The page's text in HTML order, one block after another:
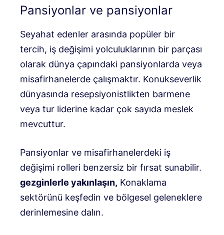
Pansiyonlar ve pansiyonlar
Seyahat edenler arasında popüler bir
tercih, iş değişimi yolculuklarının bir parçası
olarak dünya çapındaki pansiyonlarda veya
misafirhanelerde çalışmaktır. Konukseverlik
dünyasında resepsiyonistlikten barmene
veya tur liderine kadar çok sayıda meslek
mevcuttur.
Pansiyonlar ve misafirhanelerdeki iş
değişimi rolleri benzersiz bir fırsat sunabilir.
gezginlerle yakınlaşın, Konaklama
sektörünü keşfedin ve bölgesel geleneklere
derinlemesine dalın.